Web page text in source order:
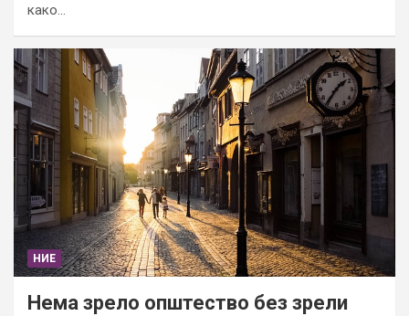
како…
НИЕ
Нема зрело општество без зрели